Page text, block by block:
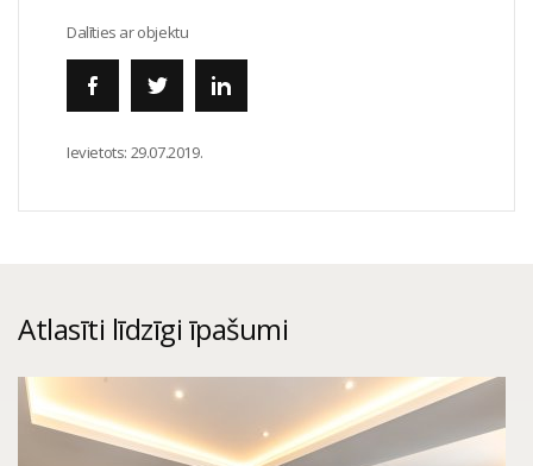
Dalīties ar objektu
Ievietots: 29.07.2019.
Atlasīti līdzīgi īpašumi